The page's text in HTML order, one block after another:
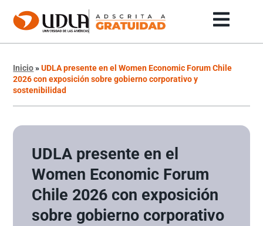
Inicio»UDLA presente en el Women Economic Forum Chile
2026 con exposición sobre gobierno corporativo y
sostenibilidad
UDLA presente en el
Women Economic Forum
Chile 2026 con exposición
sobre gobierno corporativo